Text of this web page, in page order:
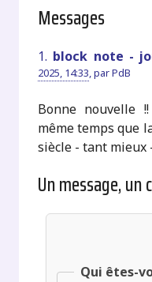
Messages
1. block note -
2025, 14:33,parPdB
Bonne nouvelle
même temps que
siècle - tant mieux
Un message, un
Qui êtes-